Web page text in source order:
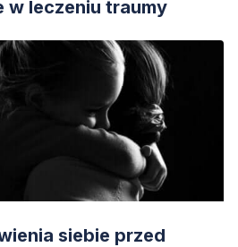
w leczeniu traumy
siebie przed